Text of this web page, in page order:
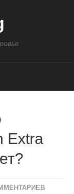
Extra